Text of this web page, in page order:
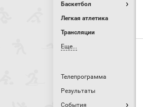
Баскетбол
Легкая атлетика
Трансляции
Еще...
Телепрограмма
Результаты
События